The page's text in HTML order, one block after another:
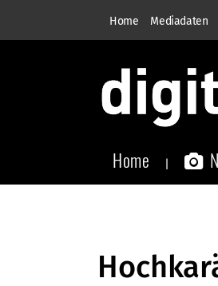
Home Mediadaten
Home